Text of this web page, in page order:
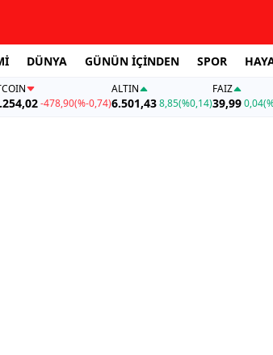
DÜNYA GÜNÜN İÇİNDEN SPOR
-478,90(%-0,74)
ALTIN
6.501,438,85(%0,14)
FAİZ
39,990,04